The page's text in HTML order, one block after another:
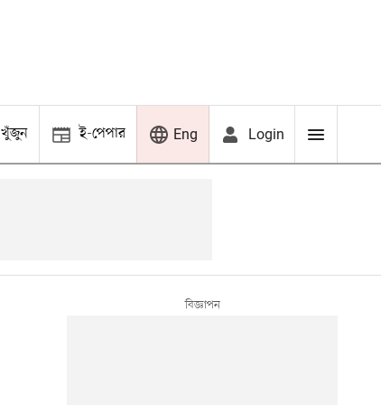
খুঁজুন ই-পেপার Eng Login